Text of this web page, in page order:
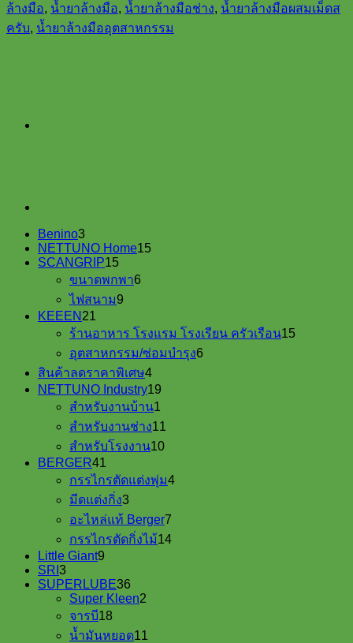
ล้างมือ, น้ำยาล้างมือ, น้ำยาล้างมือช่าง, น้ำยาล้างมือผสมเม็ดส
ครับ, น้ำยาล้างมืออุตสาหกรรม
Benino33
products
NETTUNO Home1515
SCANGRIP1515
products
ขนาดพกพา6
ไฟสนาม9
KEEEN 21
products
ร้านอาหาร โรงแรม โรงเรียน ครัวเรือน15
อุตสาหกรรม/ซ่อมบำรุง6
สินค้าลดราคาพิเศษ4
products
NETTUNO Industry19
สำหรับงานบ้าน1
สำหรับงานช่าง11
สำหรับโรงงาน1010
BERGER41
products
กรรไกรตัดแต่งพุ่ม4
มีดแต่งกิ่ง3
อะไหล่แท้ Berger7
กรรไกรตัดกิ่งไม้14
Little Giant9
SRI 33
products
SUPERLUBE3636
products
Super Kleen2
จารบี18
น้ำมันหยอด11